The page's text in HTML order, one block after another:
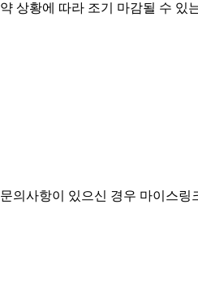
상황에 따라 조기 마감될 수 있
의사항이 있으신 경우 마이스링